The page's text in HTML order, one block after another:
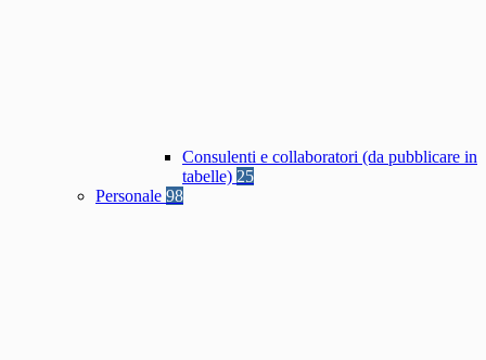
Consulenti e collaboratori (da pubblicare in
tabelle) 25
Personale 98